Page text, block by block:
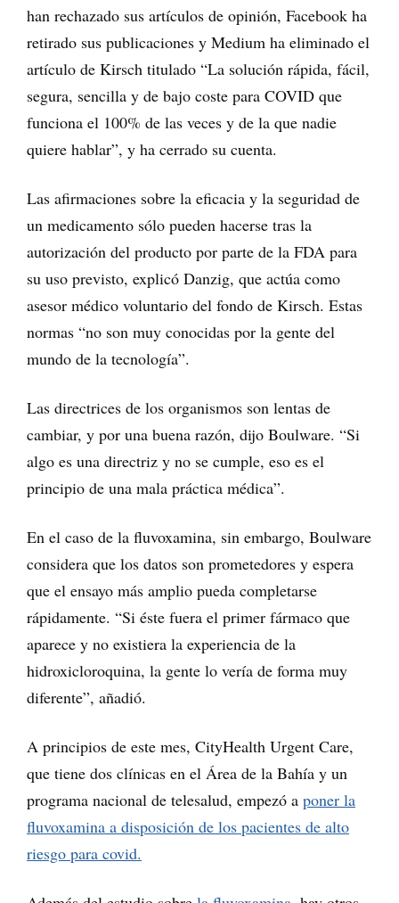
han rechazado sus artículos de opinión, Facebook ha
retirado sus publicaciones y Medium ha eliminado el
artículo de Kirsch titulado “La solución rápida, fácil,
segura, sencilla y de bajo coste para COVID que
funciona el 100% de las veces y de la que nadie
quiere hablar”, y ha cerrado su cuenta.
Las afirmaciones sobre la eficacia y la seguridad de
un medicamento sólo pueden hacerse tras la
autorización del producto por parte de la FDA para
su uso previsto, explicó Danzig, que actúa como
asesor médico voluntario del fondo de Kirsch. Estas
normas “no son muy conocidas por la gente del
mundo de la tecnología”.
Las directrices de los organismos son lentas de
cambiar, y por una buena razón, dijo Boulware. “Si
algo es una directriz y no se cumple, eso es el
principio de una mala práctica médica”.
En el caso de la fluvoxamina, sin embargo, Boulware
considera que los datos son prometedores y espera
que el ensayo más amplio pueda completarse
rápidamente. “Si éste fuera el primer fármaco que
aparece y no existiera la experiencia de la
hidroxicloroquina, la gente lo vería de forma muy
diferente”, añadió.
A principios de este mes, CityHealth Urgent Care,
que tiene dos clínicas en el Área de la Bahía y un
programa nacional de telesalud, empezó a poner la
fluvoxamina a disposición de los pacientes de alto
riesgo para covid.